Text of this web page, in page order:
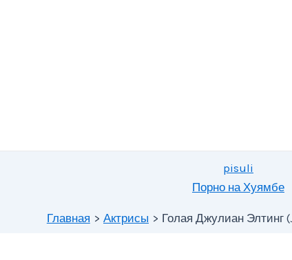
pisuli
Порно на Хуямбе
Главная Актрисы Голая Джулиан Элтинг